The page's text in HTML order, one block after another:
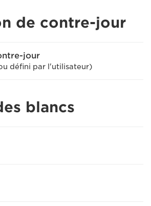
de contre-jour
jour
défini par l'utilisateur)
blancs